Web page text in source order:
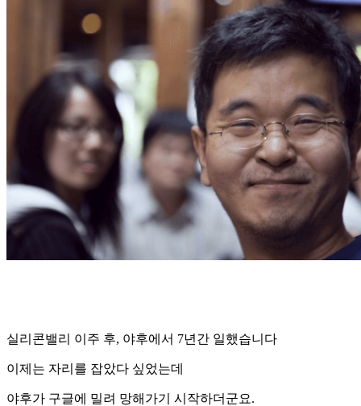
실리콘밸리 이주 후, 야후에서 7년간 일했습니다
이제는 자리를 잡았다 싶었는데
야후가 구글에 밀려 망해가기 시작하더군요.